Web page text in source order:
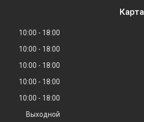
10:00
18:00
10:00
18:00
10:00
18:00
10:00
18:00
10:00
18:00
Выходной
Карта